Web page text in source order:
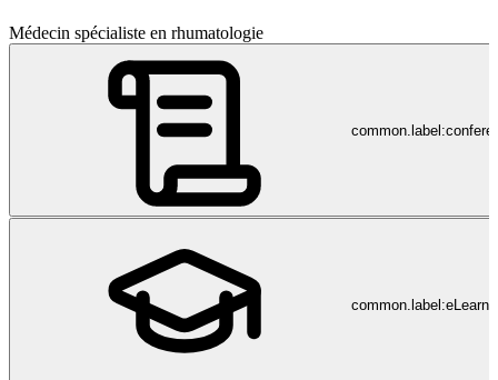
Médecin spécialiste en rhumatologie